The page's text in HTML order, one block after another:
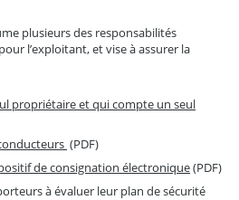
plusieurs des responsabilités
l’exploitant, et vise à assurer la
propriétaire et qui compte un seul
(PDF)
de consignation électronique(PDF)
à évaluer leur plan de sécurité